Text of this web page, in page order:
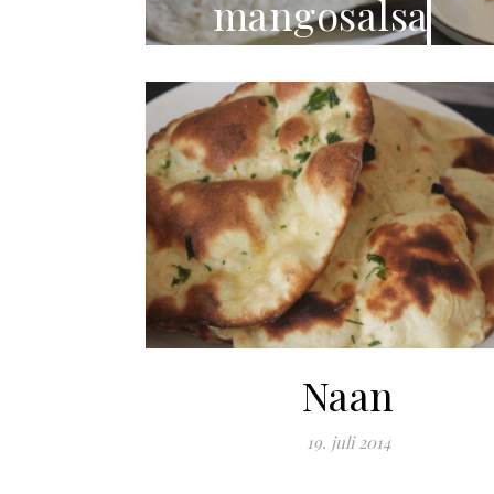
mangosalsa
Naan
19. juli 2014